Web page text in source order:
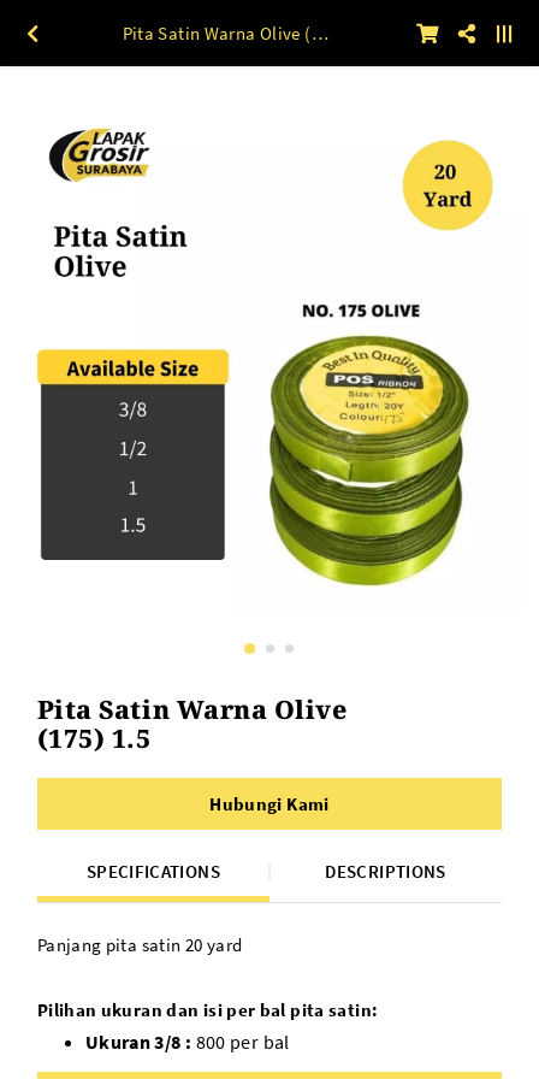
Pita Satin Warna Olive (175) 1.5
Pita Satin Warna Olive
(175) 1.5
Hubungi Kami
SPECIFICATIONS DESCRIPTIONS
Panjang pita satin 20 yard
Pilihan ukuran dan isi per bal pita satin:
Ukuran 3/8 : 800 per bal
Ukuran 1/2 :600 per bal